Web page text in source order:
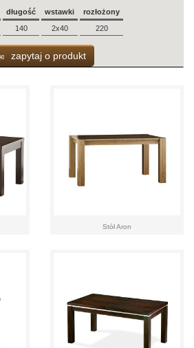
długość wstawki
rozłożony
140 2x40 220
zapytaj o produkt
Stół Aron